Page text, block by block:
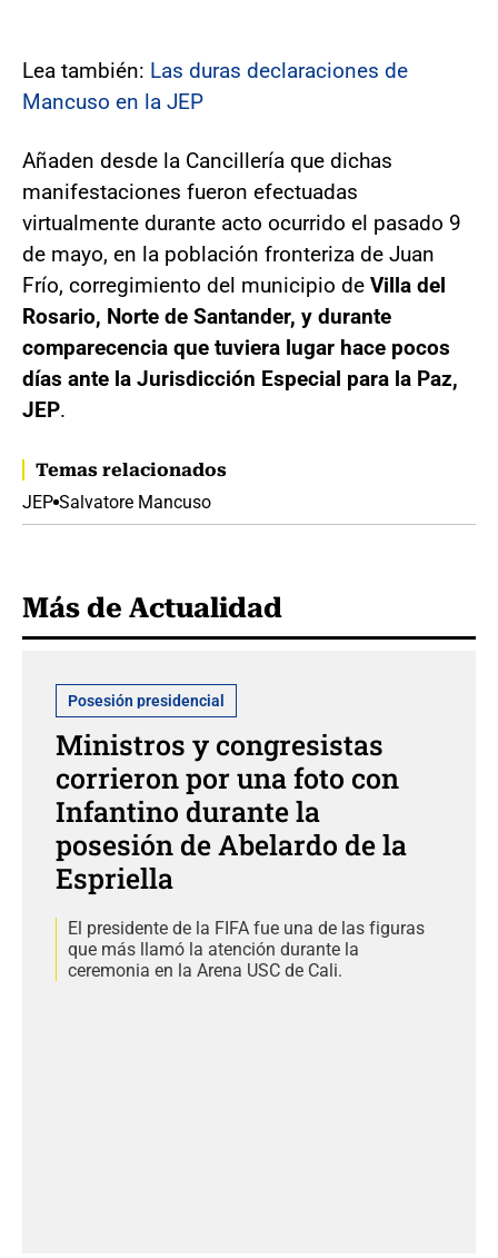
Lea también: Las duras declaraciones de
Mancuso en la JEP
Añaden desde la Cancillería que dichas
manifestaciones fueron efectuadas
virtualmente durante acto ocurrido el pasado 9
de mayo, en la población fronteriza de Juan
Frío, corregimiento del municipio de Villa del
Rosario, Norte de Santander, y durante
comparecencia que tuviera lugar hace pocos
días ante la Jurisdicción Especial para la Paz,
JEP.
Temas relacionados
JEP Salvatore Mancuso
Más de Actualidad
Posesión presidencial
Ministros y congresistas
corrieron por una foto con
Infantino durante la
posesión de Abelardo de la
Espriella
El presidente de la FIFA fue una de las figuras
que más llamó la atención durante la
ceremonia en la Arena USC de Cali.